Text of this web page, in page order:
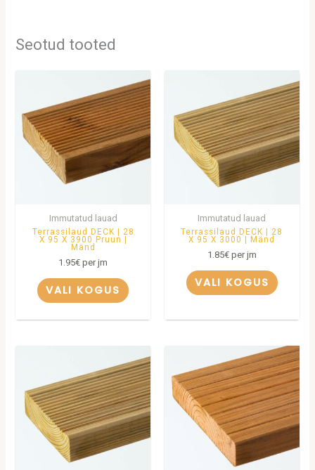
Seotud tooted
Immutatud lauad
Terrassilaud DECK | 28
X 95 X 3900 Pruun |
Mänd
1.95€ per jm
VALI KOGUS
Immutatud lauad
Terrassilaud DECK | 28
X 95 X 3000 | Mänd
1.85€per jm
VALI KOGUS